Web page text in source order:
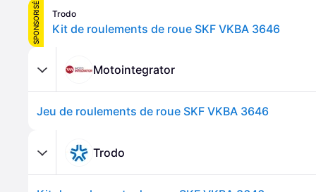
SPONSORISÉ Trodo
Kit de roulements de roue SKF VKBA 3646
Motointegrator
Jeu de roulements de roue SKF VKBA 3646
Trodo